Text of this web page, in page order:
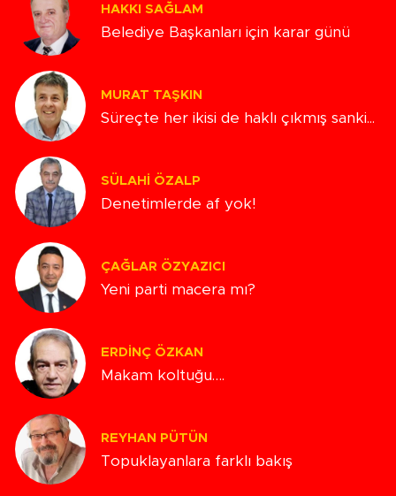
HAKKI SAĞLAM
Belediye Başkanları için karar günü
MURAT TAŞKIN
Süreçte her ikisi de haklı çıkmış sanki...
SÜLAHI ÖZALP
Denetimlerde af yok!
ÇAĞLAR ÖZYAZICI
Yeni parti macera mı?
ERDINÇ ÖZKAN
Makam koltuğu….
REYHAN PÜTÜN
Topuklayanlara farklı bakış